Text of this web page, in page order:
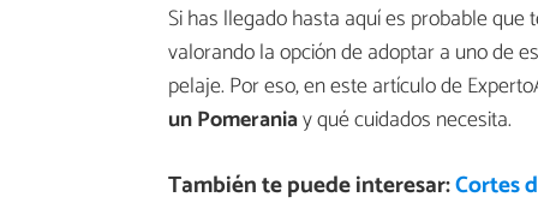
Si has llegado hasta aquí es probable
valorando la opción de adoptar a uno de
pelaje. Por eso, en este artículo de
un Pomeraniay qué cuidados necesita.
También te puede interesar:Cortes